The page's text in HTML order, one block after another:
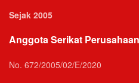
Sejak 2005
Anggota Serikat
No. 672/2005/02/E/2020